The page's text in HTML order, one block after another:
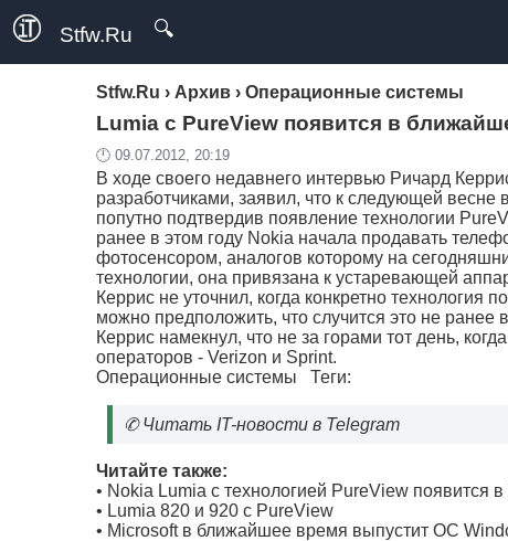
Stfw.Ru 🔍
Stfw.Ru › Архив › Операционные системы
Lumia с PureView появится в
🕛 09.07.2012, 20:19
В ходе своего недавнего интервью Ричард
разработчиками, заявил, что к следующей
попутно подтвердив появление технологии
ранее в этом году Nokia начала продавать
фотосенсором, аналогов которому на
технологии, она привязана к устаревающей
Керрис не уточнил, когда конкретно
можно предположить, что случится это не ранее
Керрис намекнул, что не за горами тот день,
операторов - Verizon и Sprint.
Операционные системы Теги:
✆Читать IT-новости в Telegram
Читайте также:
• Nokia Lumia с технологией PureView появится
• Lumia 820 и 920 с PureView
• Microsoft в ближайшее время выпустит ОС